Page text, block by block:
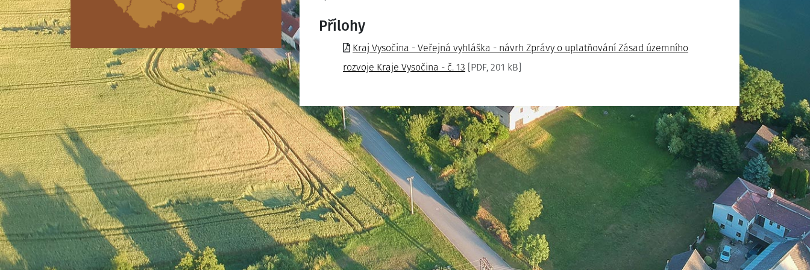
Přílohy
Kraj Vysočina - Veřejná vyhláška - návrh Zprávy o uplatňování Zásad územního
rozvoje Kraje Vysočina - č. 13 [PDF, 201 kB]